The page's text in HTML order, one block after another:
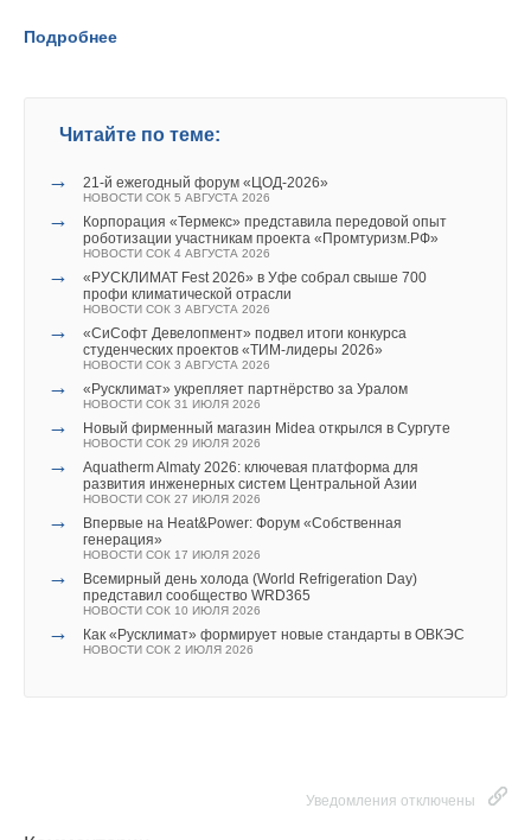
Подробнее
Читайте по теме:
→ 21-й ежегодный форум «ЦОД-2026»
НОВОСТИ СОК 5 АВГУСТА 2026
→
Корпорация «Термекс» представила передовой опыт
роботизации участникам проекта «Промтуризм.РФ»
НОВОСТИ СОК 4 АВГУСТА 2026
→
«РУСКЛИМАТ Fest 2026» в Уфе собрал свыше 700
профи климатической отрасли
НОВОСТИ СОК 3 АВГУСТА 2026
→
«СиСофт Девелопмент» подвел итоги конкурса
студенческих проектов «ТИМ-лидеры 2026»
НОВОСТИ СОК 3 АВГУСТА 2026
→ «Русклимат» укрепляет партнёрство за Уралом
НОВОСТИ СОК 31 ИЮЛЯ 2026
→ Новый фирменный магазин Midea открылся в Сургуте
НОВОСТИ СОК 29 ИЮЛЯ 2026
→
Aquatherm Almaty 2026: ключевая платформа для
развития инженерных систем Центральной Азии
НОВОСТИ СОК 27 ИЮЛЯ 2026
→
Впервые на Heat&Power: Форум «Собственная
генерация»
НОВОСТИ СОК 17 ИЮЛЯ 2026
→
Всемирный день холода (World Refrigeration Day)
представил сообщество WRD365
НОВОСТИ СОК 10 ИЮЛЯ 2026
→ Как «Русклимат» формирует новые стандарты в ОВКЭС
НОВОСТИ СОК 2 ИЮЛЯ 2026
Уведомления отключены
использовать круглый год. Помимо привычного охлаждения
обогревать комнату зимой;
очищать и ионизировать воздух;
и даже проветривать помещение, не открывая окна.
Один прибор решает сразу несколько задач — выгода
очевидна.
О функционале в подробностях
Разберём подробнее самые важные и востребованные
функции современного кондиционера. Начнём с функции
притока свежего воздуха. Обычный кондиционер только
охлаждает воздух и с помощью жалюзи направляет его
в нужную часть комнаты. Более продвинутые устройства,
к примеру,AIR SENSATIONпо сути представляют собой уже
два прибора в одном — кондиционер и приточную
вентиляцию. С улицы поступает насыщенный кислородом
свежий воздух, он проходит тщательную очистку,
, который анализирует